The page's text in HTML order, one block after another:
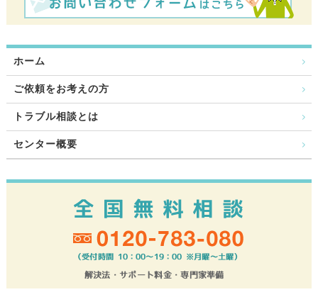
ホーム
ご依頼をお考えの方
トラブル相談とは
センター概要